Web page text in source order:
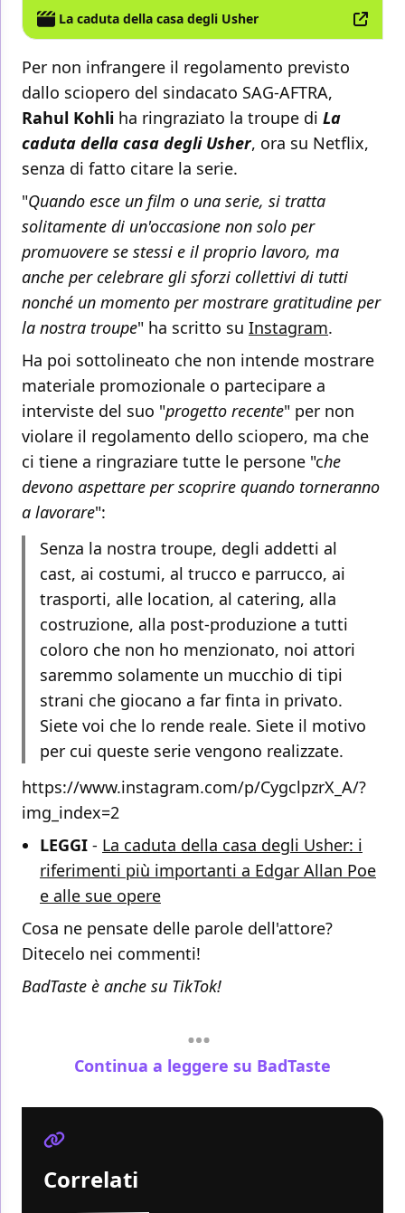
La caduta della casa degli Usher
Per non infrangere il regolamento previsto
dallo sciopero del sindacato SAG-AFTRA,
Rahul Kohli ha ringraziato la troupe di La
caduta della casa degli Usher, ora su Netflix,
senza di fatto citare la serie.
"Quando esce un film o una serie, si tratta
solitamente di un'occasione non solo per
promuovere se stessi e il proprio lavoro, ma
anche per celebrare gli sforzi collettivi di tutti
nonché un momento per mostrare gratitudine per
la nostra troupe" ha scritto su Instagram.
Ha poi sottolineato che non intende mostrare
materiale promozionale o partecipare a
interviste del suo "progetto recente" per non
violare il regolamento dello sciopero, ma che
ci tiene a ringraziare tutte le persone "che
devono aspettare per scoprire quando torneranno
a lavorare":
Senza la nostra troupe, degli addetti al
cast, ai costumi, al trucco e parrucco, ai
trasporti, alle location, al catering, alla
costruzione, alla post-produzione a tutti
coloro che non ho menzionato, noi attori
saremmo solamente un mucchio di tipi
strani che giocano a far finta in privato.
Siete voi che lo rende reale. Siete il motivo
per cui queste serie vengono realizzate.
https://www.instagram.com/p/CygclpzrX_A/?
img_index=2
LEGGI - La caduta della casa degli Usher: i
riferimenti più importanti a Edgar Allan Poe
e alle sue opere
Cosa ne pensate delle parole dell'attore?
Ditecelo nei commenti!
BadTaste è anche su TikTok!
Continua a leggere su BadTaste
Correlati